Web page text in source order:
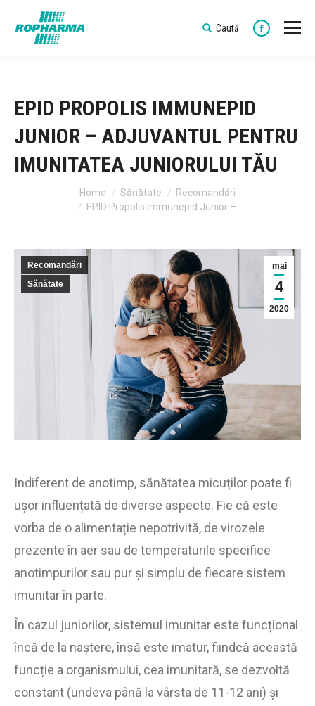
Search:
Caută
Facebook
EPID PROPOLIS IMMUNEPID
JUNIOR – ADJUVANTUL PENTRU
IMUNITATEA JUNIORULUI TĂU
You are here:Home Sănătate
Recomandări
EPID Propolis Immunepid Junior –…
mai
4
2020
Recomandări
Sănătate
Indiferent de anotimp, sănătatea micuților poate fi
ușor influențată de diverse aspecte. Fie că este
vorba de o alimentație nepotrivită, de virozele
prezente în aer sau de temperaturile specifice
anotimpurilor sau pur și simplu de fiecare sistem
imunitar în parte.
În cazul juniorilor, sistemul imunitar este funcțional
încă de la naștere, însă este imatur, fiindcă această
funcție a organismului, cea imunitară, se dezvoltă
constant (undeva până la vârsta de 11-12 ani) și